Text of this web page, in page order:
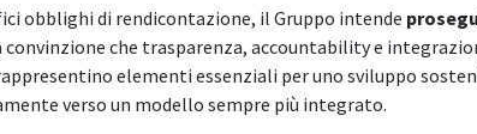
obblighi di rendicontazione, il Gruppo intende
convinzione che trasparenza, accountability e
elementi essenziali per uno sviluppo
verso un modello sempre più integrato.